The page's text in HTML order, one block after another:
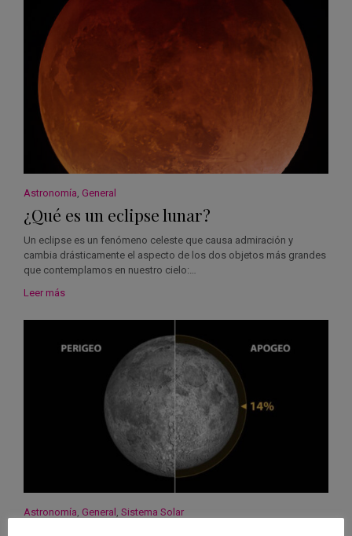
Astronomía General
¿Qué es un eclipse lunar?
Un eclipse es un fenómeno celeste que causa admiración y
cambia drásticamente el aspecto de los dos objetos más grandes
que contemplamos en nuestro cielo:…
Leer más
Astronomía, General , Sistema Solar